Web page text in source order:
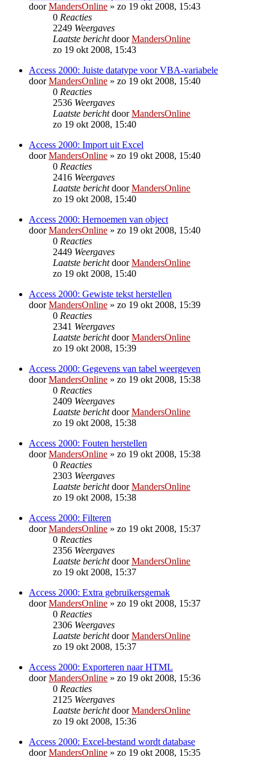
doorMandersOnline » zo 19 okt 2008, 15:43
0 Reacties
2249 Weergaves
Laatste berichtdoorMandersOnline
zo 19 okt 2008, 15:43
Access 2000: Juiste datatype voor VBA-variabele
doorMandersOnline » zo 19 okt 2008, 15:40
0 Reacties
2536 Weergaves
Laatste berichtdoorMandersOnline
zo 19 okt 2008, 15:40
Access 2000: Import uit Excel
doorMandersOnline » zo 19 okt 2008, 15:40
0 Reacties
2416 Weergaves
Laatste berichtdoorMandersOnline
zo 19 okt 2008, 15:40
Access 2000: Hernoemen van object
doorMandersOnline » zo 19 okt 2008, 15:40
0 Reacties
2449 Weergaves
Laatste berichtdoorMandersOnline
zo 19 okt 2008, 15:40
Access 2000: Gewiste tekst herstellen
doorMandersOnline » zo 19 okt 2008, 15:39
0 Reacties
2341 Weergaves
Laatste berichtdoorMandersOnline
zo 19 okt 2008, 15:39
Access 2000: Gegevens van tabel weergeven
doorMandersOnline » zo 19 okt 2008, 15:38
0 Reacties
2409 Weergaves
Laatste berichtdoorMandersOnline
zo 19 okt 2008, 15:38
Access 2000: Fouten herstellen
doorMandersOnline » zo 19 okt 2008, 15:38
0 Reacties
2303 Weergaves
Laatste berichtdoorMandersOnline
zo 19 okt 2008, 15:38
Access 2000: Filteren
doorMandersOnline » zo 19 okt 2008, 15:37
0 Reacties
2356 Weergaves
Laatste berichtdoorMandersOnline
zo 19 okt 2008, 15:37
Access 2000: Extra gebruikersgemak
doorMandersOnline » zo 19 okt 2008, 15:37
0 Reacties
2306 Weergaves
Laatste berichtdoorMandersOnline
zo 19 okt 2008, 15:37
Access 2000: Exporteren naar HTML
doorMandersOnline » zo 19 okt 2008, 15:36
0 Reacties
2125 Weergaves
Laatste berichtdoorMandersOnline
zo 19 okt 2008, 15:36
Access 2000: Excel-bestand wordt database
doorMandersOnline » zo 19 okt 2008, 15:35